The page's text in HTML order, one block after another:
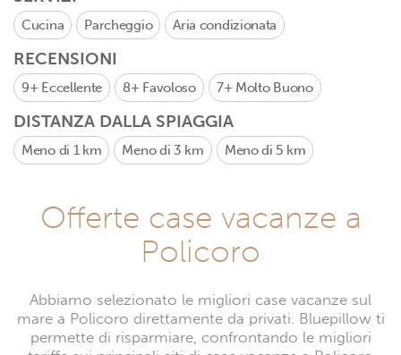
Cucina Parcheggio Aria condizionata
RECENSIONI
9+ Eccellente 8+ Favoloso 7+ Molto Buono
DISTANZA DALLA SPIAGGIA
Meno di 1 km Meno di 3 km Meno di 5 km
Offerte case vacanze a
Policoro
Abbiamo selezionato le migliori case vacanze sul
mare a Policoro direttamente da privati. Bluepillow ti
permette di risparmiare, confrontando le migliori